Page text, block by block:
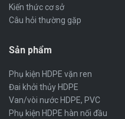
Kiến thức cơ sở
Câu hỏi thường gặp
Sản phẩm
Phụ kiện HDPE vặn ren
Đai khởi thủy HDPE
Van/vòi nước HDPE, PVC
Phụ kiện HDPE hàn nối đầu